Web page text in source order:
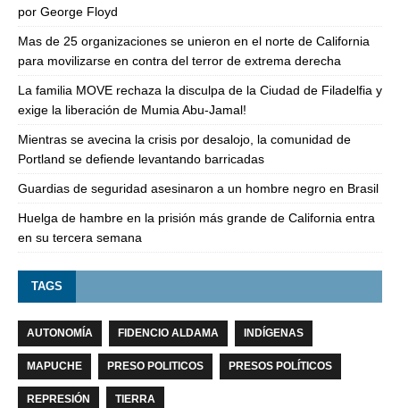
por George Floyd
Mas de 25 organizaciones se unieron en el norte de California
para movilizarse en contra del terror de extrema derecha
La familia MOVE rechaza la disculpa de la Ciudad de Filadelfia y
exige la liberación de Mumia Abu-Jamal!
Mientras se avecina la crisis por desalojo, la comunidad de
Portland se defiende levantando barricadas
Guardias de seguridad asesinaron a un hombre negro en Brasil
Huelga de hambre en la prisión más grande de California entra
en su tercera semana
TAGS
AUTONOMÍA FIDENCIO ALDAMA INDÍGENAS
MAPUCHE PRESO POLITICOS PRESOS POLÍTICOS
REPRESIÓN TIERRA